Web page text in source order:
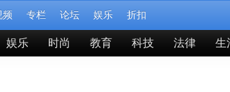
频 专栏 论坛 娱乐 折扣
娱乐 时尚 教育 科技 法律 生